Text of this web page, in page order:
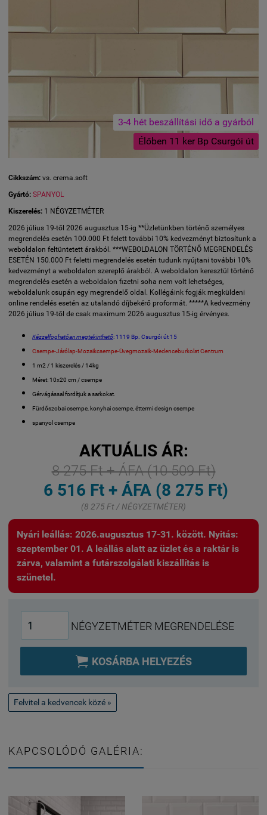
3-4 hét beszállítási idő a gyárból
Élőben 11 ker Bp Csurgói út
Cikkszám: vs. crema.soft
Gyártó: SPANYOL
Kiszerelés: 1 NÉGYZETMÉTER
2026 július 19-től 2026 augusztus 15-ig **Üzletünkben történő személyes
megrendelés esetén 100.000 Ft felett további 10% kedvezményt biztosítunk a
weboldalon feltüntetett árakból. ***WEBOLDALON TÖRTÉNŐ MEGRENDELÉS
ESETÉN 150.000 Ft feletti megrendelés esetén tudunk nyújtani további 10%
kedvezményt a weboldalon szereplő árakból. A weboldalon keresztül történő
megrendelés esetén a weboldalon fizetni soha nem volt lehetséges,
weboldalunk csupán egy megrendelő oldal. Kollégáink fogják megküldeni
online rendelés esetén az utalandó díjbekérő proformát. *****A kedvezmény
2026 július 19-től de csak maximum 2026 augusztus 15-ig érvényes.
Kézzelfoghatóan megtekinthető: 1119 Bp. Csurgói út 15
Csempe-Járólap-Mozaikcsempe-Üvegmozaik-Medenceburkolat Centrum
1 m2 / 1 kiszerelés / 14kg
Méret: 10x20 cm / csempe
Gérvágással fordítjuk a sarkokat.
Fürdőszobai csempe, konyhai csempe, éttermi design csempe
spanyol csempe
AKTUÁLIS ÁR:
8 275 Ft + ÁFA (10 509 Ft)
6 516 Ft + ÁFA (8 275 Ft)
(8 275 Ft / NÉGYZETMÉTER)
Nyári leállás: 2026.augusztus 17-31. között. Nyitás:
szeptember 01. A leállás alatt az üzlet és a raktár is
zárva, valamint a futárszolgálati kiszállítás is
szünetel.
NÉGYZETMÉTER MEGRENDELÉSE
 KOSÁRBA HELYEZÉS
Felvitel a kedvencek közé »
KAPCSOLÓDÓ GALÉRIA: